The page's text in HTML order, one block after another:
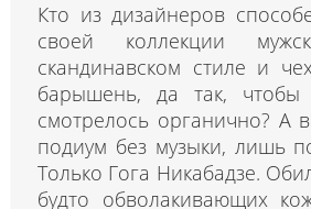
Кто из дизайнеров
своей коллекции
скандинавском стиле и
барышень, да так,
смотрелось органично? А
подиум без музыки, лишь
Только Гога Никабадзе.
будто обволакивающих